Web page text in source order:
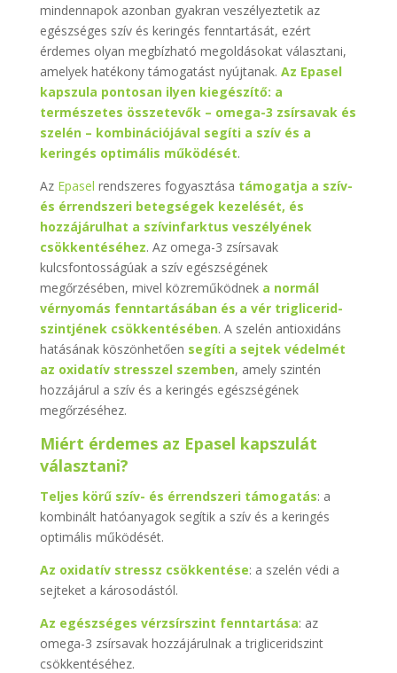
mindennapok azonban gyakran veszélyeztetik az
egészséges szív és keringés fenntartását, ezért
érdemes olyan megbízható megoldásokat választani,
amelyek hatékony támogatást nyújtanak. Az Epasel
kapszula pontosan ilyen kiegészítő: a
természetes összetevők – omega-3 zsírsavak és
szelén – kombinációjával segíti a szív és a
keringés optimális működését.
Az Epasel rendszeres fogyasztása támogatja a szív-
és érrendszeri betegségek kezelését, és
hozzájárulhat a szívinfarktus veszélyének
csökkentéséhez. Az omega-3 zsírsavak
kulcsfontosságúak a szív egészségének
megőrzésében, mivel közreműködnek a normál
vérnyomás fenntartásában és a vér triglicerid-
szintjének csökkentésében. A szelén antioxidáns
hatásának köszönhetően segíti a sejtek védelmét
az oxidatív stresszel szemben, amely szintén
hozzájárul a szív és a keringés egészségének
megőrzéséhez.
Miért érdemes az Epasel kapszulát
választani?
Teljes körű szív- és érrendszeri támogatás: a
kombinált hatóanyagok segítik a szív és a keringés
optimális működését.
Az oxidatív stressz csökkentése: a szelén védi a
sejteket a károsodástól.
Az egészséges vérzsírszint fenntartása: az
omega-3 zsírsavak hozzájárulnak a trigliceridszint
csökkentéséhez.